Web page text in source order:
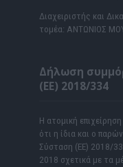
Διαχειριστής και
τομέα: ΑΝΤΩΝΙΟΣ
Δήλωση
(ΕΕ) 2018/334
Η ατομική
ότι η ίδια και ο
Σύσταση (ΕΕ) 2018/
2018 σχετικά με τα